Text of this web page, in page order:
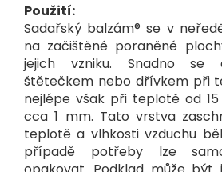
Použití:
Sadařský balzám® se v
na začištěné poraněné
jejich vzniku. Snadno se
štětečkem nebo dřívkem při
nejlépe však při teplotě od
cca 1 mm. Tato vrstva
teplotě a vlhkosti vzduchu
případě potřeby lze